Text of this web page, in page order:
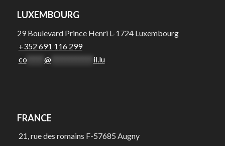
LUXEMBOURG
29 Boulevard Prince Henri L-1724 Luxembourg
+352 691 116 299
co***** @************ il.lu
FRANCE
21, rue des romains F-57685 Augny